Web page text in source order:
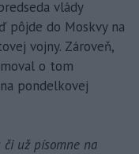
vlády
pôjde do Moskvy na
vojny. Zároveň,
o tom
pondelkovej
či už písomne na